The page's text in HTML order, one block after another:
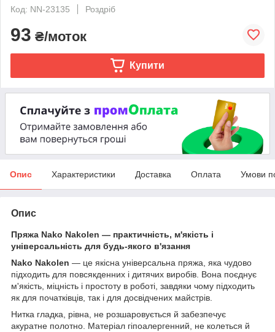
Код: NN-23135
Роздріб
93 ₴/моток
Купити
Опис Характеристики Доставка Оплата Умови
Опис
Пряжа Nako Nakolen — практичність, м'якість і
універсальність для будь-якого в'язання
Nako Nakolen — це якісна універсальна пряжа, яка чудово
підходить для повсякденних і дитячих виробів. Вона поєднує
м'якість, міцність і простоту в роботі, завдяки чому підходить
як для початківців, так і для досвідчених майстрів.
Нитка гладка, рівна, не розшаровується й забезпечує
акуратне полотно. Матеріал гіпоалергенний, не колеться й